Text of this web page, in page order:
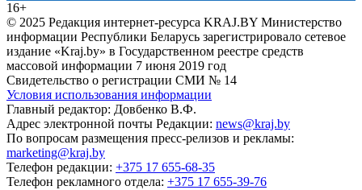
16+
© 2025 Редакция интернет-ресурса KRAJ.BY Министерство
информации Республики Беларусь зарегистрировало сетевое
издание «Kraj.by» в Государственном реестре средств
массовой информации 7 июня 2019 год
Свидетельство о регистрации СМИ № 14
Условия использования информации
Главный редактор: Довбенко В.Ф.
Адрес электронной почты Редакции: news@kraj.by
По вопросам размещения пресс-релизов и рекламы:
marketing@kraj.by
Телефон редакции: +375 17 655-68-35
Телефон рекламного отдела: +375 17 655-39-76